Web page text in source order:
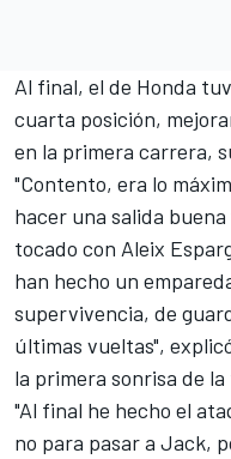
Al final, el de Honda
cuarta posición,
en la primera carrera,
"Contento, era lo
hacer una salida
tocado con Aleix
han hecho un
supervivencia, de
últimas vueltas",
la primera sonrisa de
"Al final he hecho el
no para pasar a Jack,